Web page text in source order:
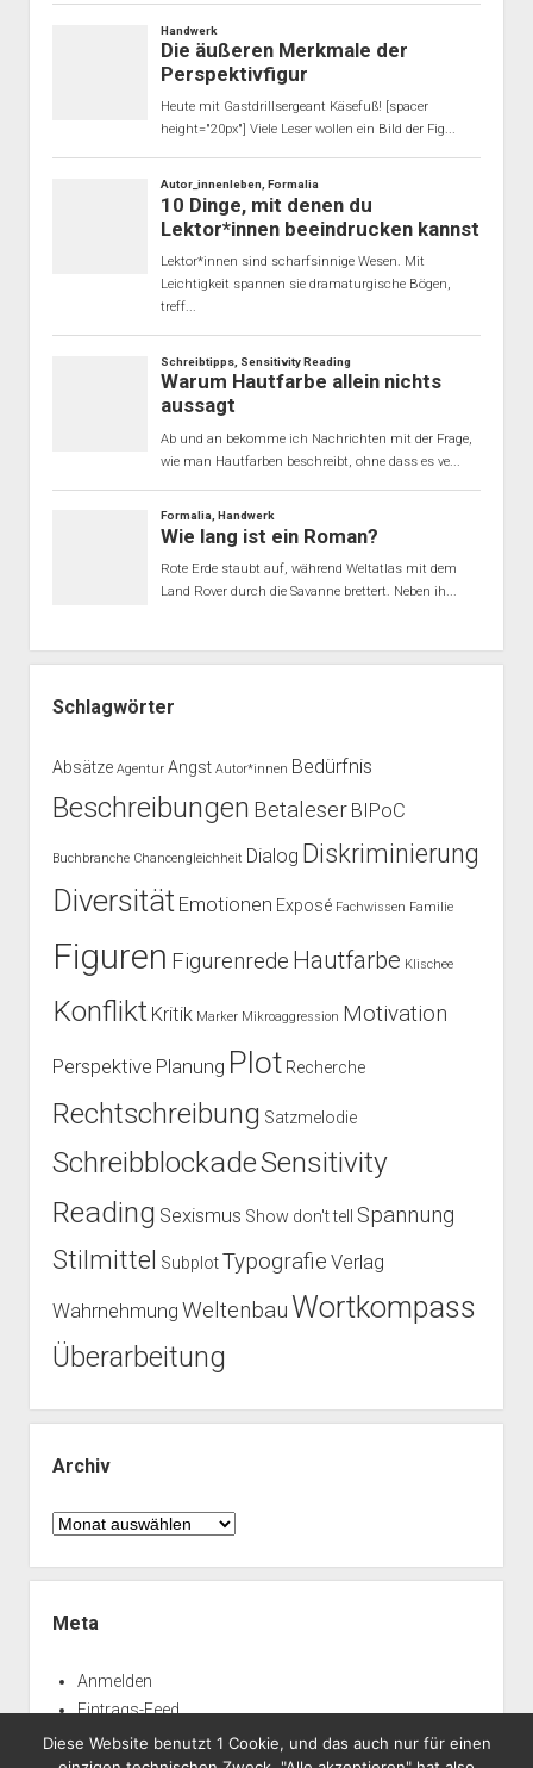
Schlagwörter
Absätze Agentur Angst Autor*innen Bedürfnis
Beschreibungen Betaleser BIPoC
Buchbranche Chancengleichheit Dialog Diskriminierung
Diversität Emotionen Exposé Fachwissen Familie
Figuren Figurenrede Hautfarbe Klischee
Konflikt Kritik Marker Mikroaggression Motivation
Perspektive Planung Plot Recherche
Rechtschreibung Satzmelodie
SchreibblockadeSensitivity
Reading Sexismus Show don't tell Spannung
Stilmittel Subplot Typografie Verlag
Wahrnehmung WeltenbauWortkompass
Überarbeitung
Archiv
Archiv
Meta
Anmelden
Eintrags-Feed
Kommentar-Feed
Diese Website benutzt 1 Cookie, und das auch nur für einen